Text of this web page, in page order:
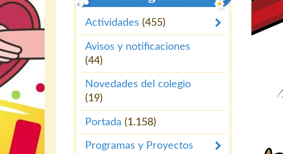
Actividades (455)
Avisos y notificaciones
(44)
Novedades del colegio
(19)
Portada (1.158)
Programas y Proyectos